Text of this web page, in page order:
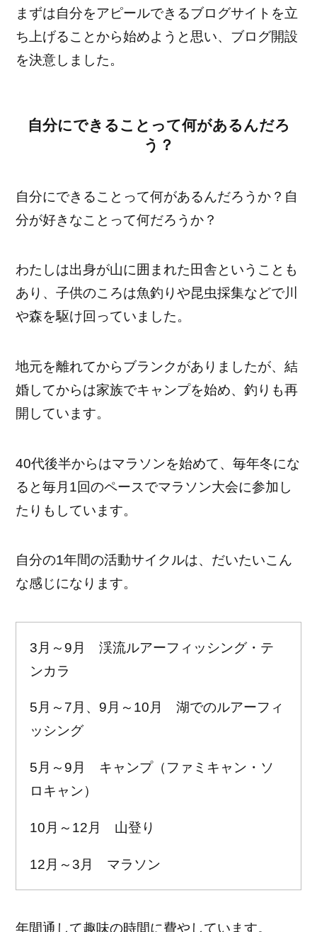
まずは自分をアピールできるブログサイトを立
ち上げることから始めようと思い、ブログ開設
を決意しました。
自分にできることって何があるんだろ
う？
自分にできることって何があるんだろうか？自
分が好きなことって何だろうか？
わたしは出身が山に囲まれた田舎ということも
あり、子供のころは魚釣りや昆虫採集などで川
や森を駆け回っていました。
地元を離れてからブランクがありましたが、結
婚してからは家族でキャンプを始め、釣りも再
開しています。
40代後半からはマラソンを始めて、毎年冬にな
ると毎月1回のペースでマラソン大会に参加し
たりもしています。
自分の1年間の活動サイクルは、だいたいこん
な感じになります。
3月～9月 渓流ルアーフィッシング・テ
ンカラ
5月～7月、9月～10月 湖でのルアーフィ
ッシング
5月～9月 キャンプ（ファミキャン・ソ
ロキャン）
10月～12月 山登り
12月～3月 マラソン
年間通して趣味の時間に費やしています。